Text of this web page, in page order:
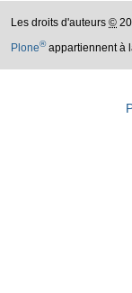
Les droits d'auteurs ©
Plone®appartiennent à